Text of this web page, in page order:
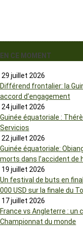
EN CE MOMENT
29 juillet 2026
Différend frontalier: la
accord d’engagement
24 juillet 2026
Guinée équatoriale :
Servicios
22 juillet 2026
Guinée équatoriale:
morts dans l’accident de
19 juillet 2026
Un festival de buts en
000 USD sur la finale du
17 juillet 2026
France vs Angleterre : un
Championnat du monde